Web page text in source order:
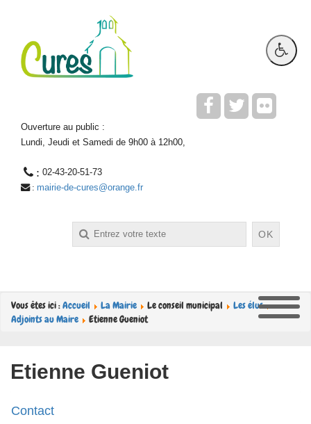
Ouverture au public :
Lundi, Jeudi et Samedi de 9h00 à 12h00,
: 02-43-20-51-73
: mairie-de-cures@orange.fr
OK
Vous êtes ici :Accueil La Mairie Le conseil municipal
Les élus
Adjoints au Maire
Etienne Gueniot
Etienne Gueniot
Contact